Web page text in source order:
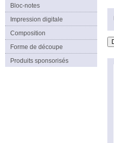
Bloc-notes
Impression digitale
Composition
Forme de découpe
Produits sponsorisés